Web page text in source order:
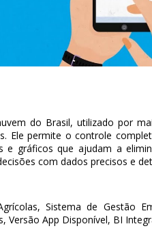
do Brasil, utilizado por
Ele permite o controle
e gráficos que ajudam a
com dados precisos e
Sistema de Gestão
Versão App Disponível, BI